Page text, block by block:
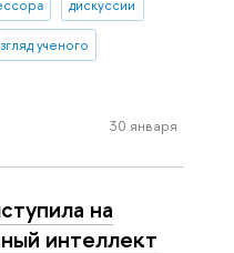
дискуссии
ученого
30 января
на
интеллект